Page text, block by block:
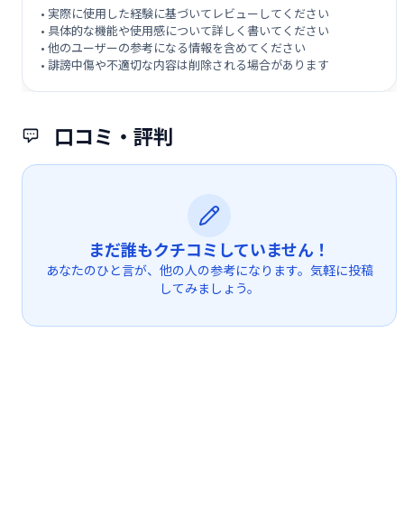
口コミ・評判
まだ誰もクチコミしていません！
あなたのひと言が、他の人の参考になります。気軽に投稿
してみましょう。
• 実際に使用した経験に基づいてレビューしてください
• 具体的な機能や使用感について詳しく書いてください
• 他のユーザーの参考になる情報を含めてください
• 誹謗中傷や不適切な内容は削除される場合があります